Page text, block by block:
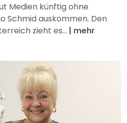
Medien künftig ohne
Schmid auskommen. Den
zieht es... | mehr